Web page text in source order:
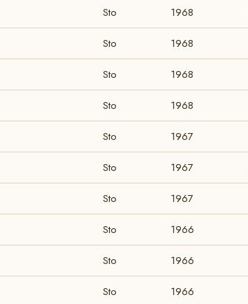
Sto 1968
Sto 1968
Sto 1968
Sto 1968
Sto 1967
Sto 1967
Sto 1967
Sto 1966
Sto 1966
Sto 1966